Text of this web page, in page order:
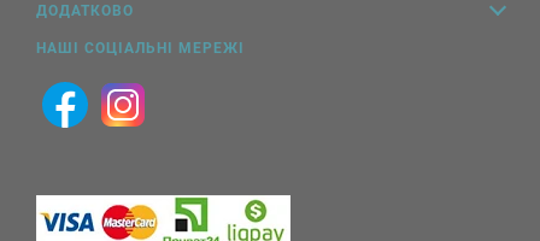
ДОДАТКОВО
НАШІ СОЦІАЛЬНІ МЕРЕЖІ